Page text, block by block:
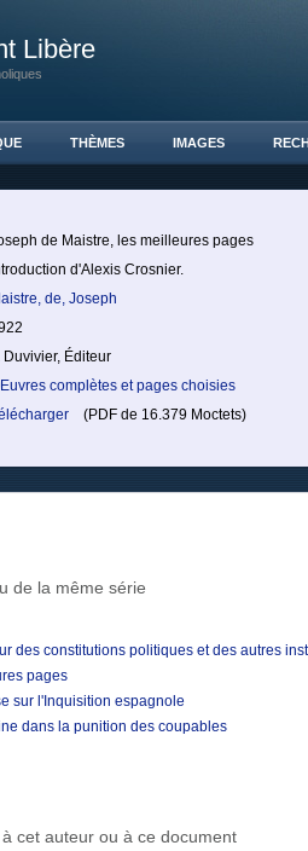
Libère
THÈMES IMAGES
de Maistre, les meilleures pages
d'Alexis Crosnier.
de, Joseph
Duvivier, Éditeur
complètes et pages choisies
(PDF de 16.379 Moctets)
de la même série
des constitutions politiques et des autres
pages
sur l'Inquisition espagnole
dans la punition des coupables
cet auteur ou à ce document